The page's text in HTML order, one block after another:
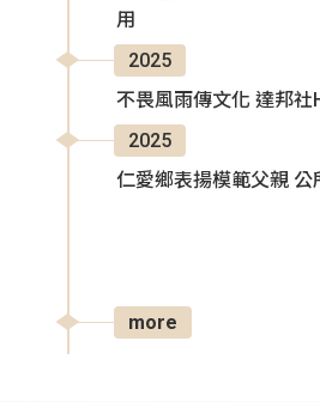
用
2025
不畏風雨傳文化 達邦
2025
仁愛鄉表揚模範父親 公
more